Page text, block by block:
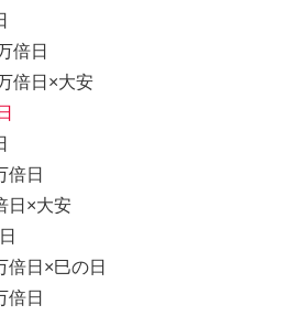
倍日
倍日×大安
日
日×大安
日×巳の日
日